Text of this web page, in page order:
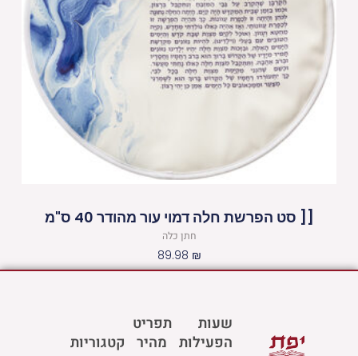
[[ סט הפרשת חלה דמוי עור מהודר 40 ס"מ
חתן כלה
89.98 ₪
שעות
הפעילות
תפריט
מהיר
קטגוריות